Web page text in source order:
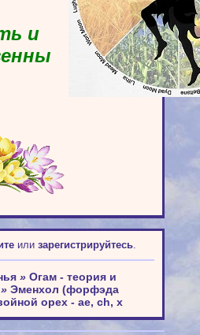
и
или зарегистрируйтесь.
» Огам - теория и
» Эменхол (форфэда
орех - ae, ch, x